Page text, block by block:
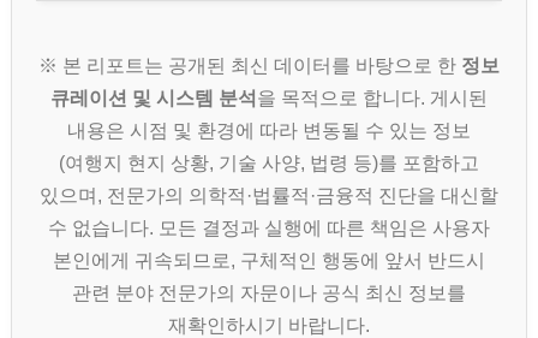
※ 본 리포트는 공개된 최신 데이터를 바탕으로 한 정보
큐레이션 및 시스템 분석 을 목적으로 합니다. 게시된
내용은 시점 및 환경에 따라 변동될 수 있는 정보
(여행지 현지 상황, 기술 사양, 법령 등)를 포함하고
있으며, 전문가의 의학적·법률적·금융적 진단을 대신할
수 없습니다. 모든 결정과 실행에 따른 책임은 사용자
본인에게 귀속되므로, 구체적인 행동에 앞서 반드시
관련 분야 전문가의 자문이나 공식 최신 정보를
재확인하시기 바랍니다.